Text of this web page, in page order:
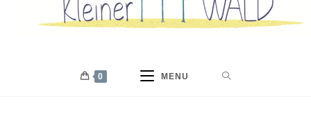
0 MENU